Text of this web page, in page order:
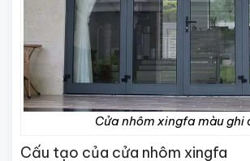
Cửa nhôm xingfa màu ghi
Cấu tạo của cửa nhôm xingfa